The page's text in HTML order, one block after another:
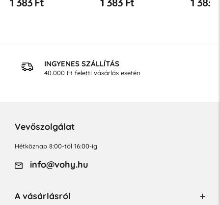
INGYENES SZÁLLÍTÁS
40.000 Ft feletti vásárlás esetén
Vevőszolgálat
Hétköznap 8:00-tól 16:00-ig
info@vohy.hu
A vásárlásról